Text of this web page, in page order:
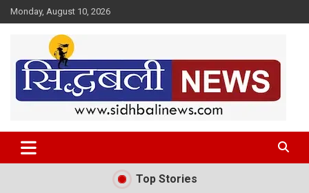
Skip
to
Monday, August 10, 2026
Sidhbali News
Top Stories